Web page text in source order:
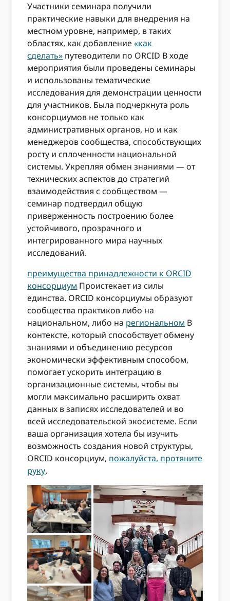
Участники семинара получили
практические навыки для внедрения на
местном уровне, например, в таких
областях, как добавление«как
сделать» путеводители по ORCID В ходе
мероприятия были проведены семинары
и использованы тематические
исследования для демонстрации ценности
для участников. Была подчеркнута роль
консорциумов не только как
административных органов, но и как
менеджеров сообщества, способствующих
росту и сплоченности национальной
системы. Укрепляя обмен знаниями — от
технических аспектов до стратегий
взаимодействия с сообществом —
семинар подтвердил общую
приверженность построению более
устойчивого, прозрачного и
интегрированного мира научных
исследований.
преимущества принадлежности к ORCID
консорциум Проистекает из силы
единства. ORCID консорциумы образуют
сообщества практиков либо на
национальном, либо на региональном В
контексте, который способствует обмену
знаниями и объединению ресурсов
экономически эффективным способом,
помогает ускорить интеграцию в
организационные системы, чтобы вы
могли максимально расширить охват
данных в записях исследователей и во
всей исследовательской экосистеме. Если
ваша организация хотела бы изучить
возможность создания новой структуры,
ORCID консорциум, пожалуйста, протяните
руку.